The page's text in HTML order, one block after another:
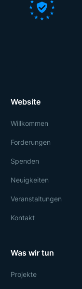
Website
Willkommen
Forderungen
Spenden
Neuigkeiten
Veranstaltungen
Kontakt
Was wir tun
Projekte